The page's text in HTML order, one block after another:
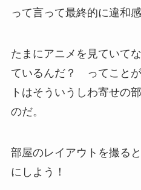
って言って最終的に違和
たまにアニメを見ていて
ているんだ？ ってこと
トはそういうしわ寄せの
のだ。
部屋のレイアウトを撮る
にしよう！